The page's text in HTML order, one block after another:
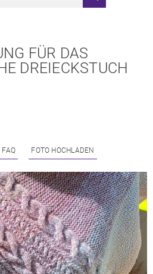
FÜR DAS
DREIECKSTUCH
FAQ FOTO HOCHLADEN